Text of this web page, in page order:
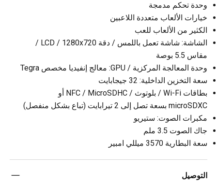
وحدة تحكم مدمجة
خيارات الألعاب متعددة اللاعبين
الكثير من الألعاب للعب
الشاشة: شاشة تعمل باللمس / دقة LCD / 1280x720 /
مقاس 5.5 بوصة
وحدة المعالجة المركزية / GPU: معالج إنفيديا مخصص Tegra
سعة التخزين الداخلية: 32 جيجابايت
بطاقات Wi-Fi / بلوتوث / NFC / MicroSDHC أو
microSDXC بسعة تصل إلى 2 تيرابايت (تباع بشكل منفصل)
مكبرات الصوت: ستيريو
جاك الصوت 3.5 ملم
سعة البطارية 3570 ميللي امبير
التوصيل